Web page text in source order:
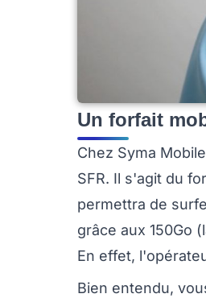
Un forfait
Chez Syma
SFR. Il s'agit du
permettra de
grâce aux 150Go
En effet,
Bien entendu,